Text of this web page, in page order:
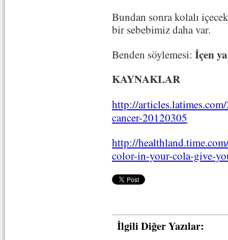
Bundan sonra kolalı
bir sebebimiz daha var.
Benden söylemesi: İçen
KAYNAKLAR
http://
cancer-20120305
http://
color-in-your-cola-give-
İlgili Diğer Yazılar: